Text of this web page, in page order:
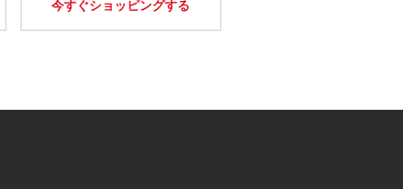
今すぐショッピングする